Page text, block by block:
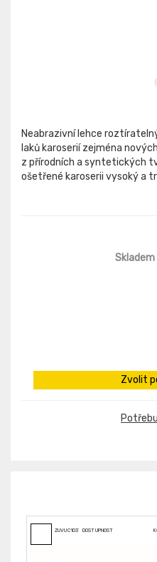
Neabrazivní lehce
laků karoserií zejména
z přírodních a syntetických
ošetřené karoserii vysoký a
Skladem
Zvolit
ZUVUC103723DOSTUPNOST